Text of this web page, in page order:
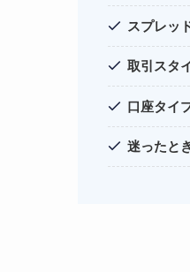
スプレッ
取引スタ
口座タイ
迷ったと